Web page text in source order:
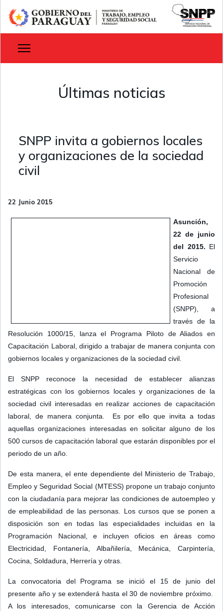
Últimas noticias
SNPP invita a gobiernos locales
y organizaciones de la sociedad
civil
22 Junio 2015
Asunción,
22 de junio
del 2015. El
Servicio
Nacional de
Promoción
Profesional
(SNPP), a
través de la
Resolución 1000/15, lanza el Programa Piloto de Aliados en
Capacitación Laboral, dirigido a trabajar de manera conjunta con
gobiernos locales y organizaciones de la sociedad civil.
El SNPP reconoce la necesidad de establecer alianzas
estratégicas con los gobiernos locales y organizaciones de la
sociedad civil interesadas en realizar acciones de capacitación
laboral, de manera conjunta. Es por ello que invita a todas
aquellas organizaciones interesadas en solicitar alguno de los
500 cursos de capacitación laboral que estarán disponibles por el
periodo de un año.
De esta manera, el ente dependiente del Ministerio de Trabajo,
Empleo y Seguridad Social (MTESS) propone un trabajo conjunto
con la ciudadanía para mejorar las condiciones de autoempleo y
de empleabilidad de las personas. Los cursos que se ponen a
disposición son en todas las especialidades incluidas en la
Programación Nacional, e incluyen oficios en áreas como
Electricidad, Fontanería, Albañilería, Mecánica, Carpintería,
Cocina, Soldadura, Herrería y otras.
La convocatoria del Programa se inició el 15 de junio del
presente año y se extenderá hasta el 30 de noviembre próximo.
A los interesados, comunicarse con la Gerencia de Acción